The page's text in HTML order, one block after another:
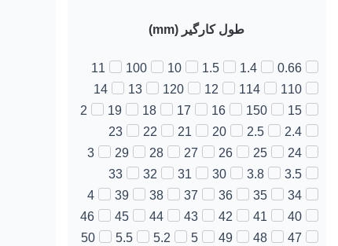
طول کارگیر (mm)
0.66
1.4
1.5
10
100
11
110
114
12
120
13
14
15
150
16
17
18
19
2
2.4
2.5
20
21
22
23
24
25
26
27
28
29
3
3.5
3.8
30
31
32
33
34
35
36
37
38
39
4
40
41
42
43
44
45
46
47
48
49
5
5.2
5.5
50